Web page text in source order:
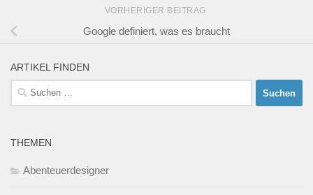
VORHERIGER BEITRAG
Google definiert, was es braucht
ARTIKEL FINDEN
Suchen
nach:
THEMEN
Abenteuerdesigner